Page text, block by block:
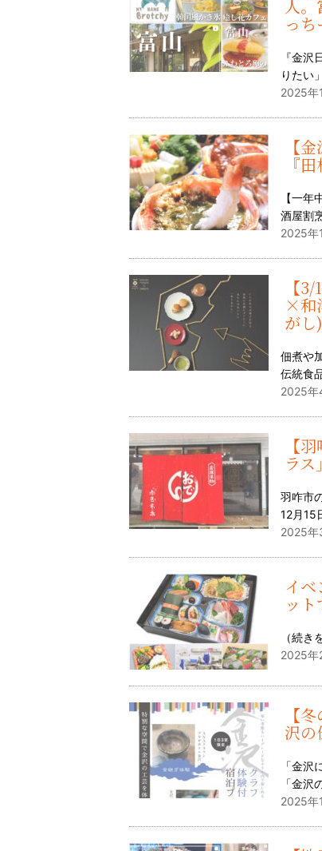
人
っち
『金
りたい
2025年
【
『
【一
酒屋割
2025年
【
×和
がし)
佃煮や
伝統食
2025年
【
ラ
羽咋市
12月15
2025年
イ
ッ
（続き
2025年
【
沢の
「金沢
「金沢
2025年